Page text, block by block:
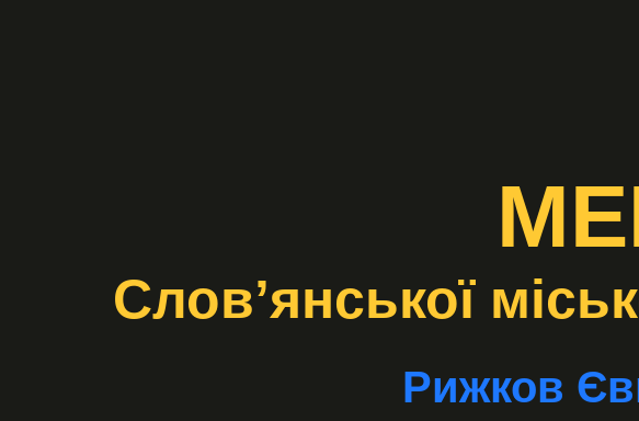
Слов’янської
Рижков